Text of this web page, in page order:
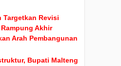
Targetkan Revisi
Rampung Akhir
Arah Pembangunan
Bupati Malteng